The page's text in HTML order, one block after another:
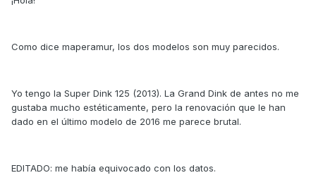
Como dice maperamur, los dos modelos son muy parecidos.
Yo tengo la Super Dink 125 (2013). La Grand Dink de antes no me
gustaba mucho estéticamente, pero la renovación que le han
dado en el último modelo de 2016 me parece brutal.
EDITADO: me había equivocado con los datos.